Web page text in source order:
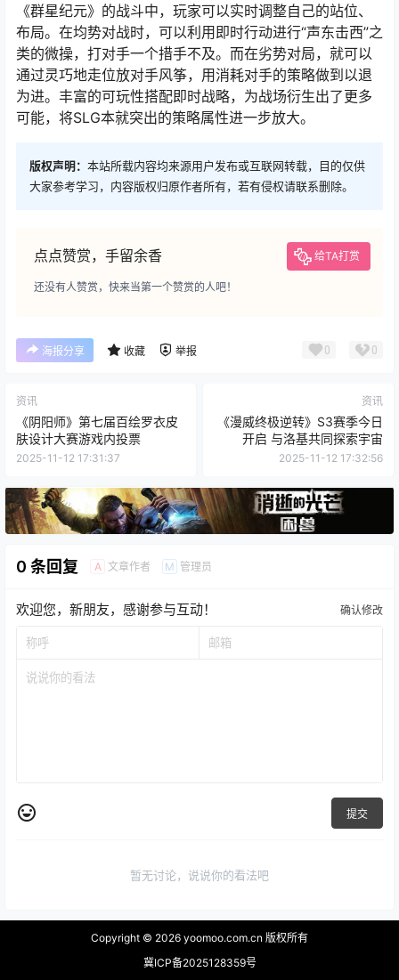
《群星纪元》的战斗中，玩家可以实时调整自己的站位、
布局。在均势对战时，可以利用即时行动进行“声东击西”之
类的微操，打对手一个措手不及。而在劣势对局，就可以
通过灵巧地走位放对手风筝，用消耗对手的策略做到以退
为进。丰富的可玩性搭配即时战略，为战场衍生出了更多
可能，将SLG本就突出的策略属性进一步放大。
版权声明： 本站所载内容均来源用户发布或互联网转载，目的仅供
大家参考学习，内容版权归原作者所有，若有侵权请联系删除。
点点赞赏，手留余香 给TA打赏
还没有人赞赏，快来当第一个赞赏的人吧！
海报分享 收藏 举报 0 0
资讯
《阴阳师》第七届百绘罗衣皮
肤设计大赛游戏内投票
2025-11-12 17:31:37
资讯
《漫威终极逆转》S3赛季今日
开启 与洛基共同探索宇宙
2025-11-12 17:32:56
0 条回复 A 文章作者 M 管理员
欢迎您，新朋友，感谢参与互动！ 确认修改
提交
暂无讨论，说说你的看法吧
Copyright © 2026 yoomoo.com.cn 版权所有
冀ICP备2025128359号